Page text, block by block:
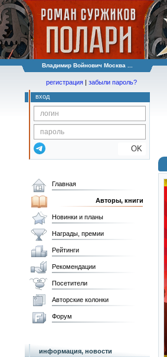
Владимир Войнович Москва ...
регистрация | забыли пароль?
вход
OK
Главная
Авторы, книги
Новинки и планы
Награды, премии
Рейтинги
Рекомендации
Посетители
Авторские колонки
Форум
информация, новости